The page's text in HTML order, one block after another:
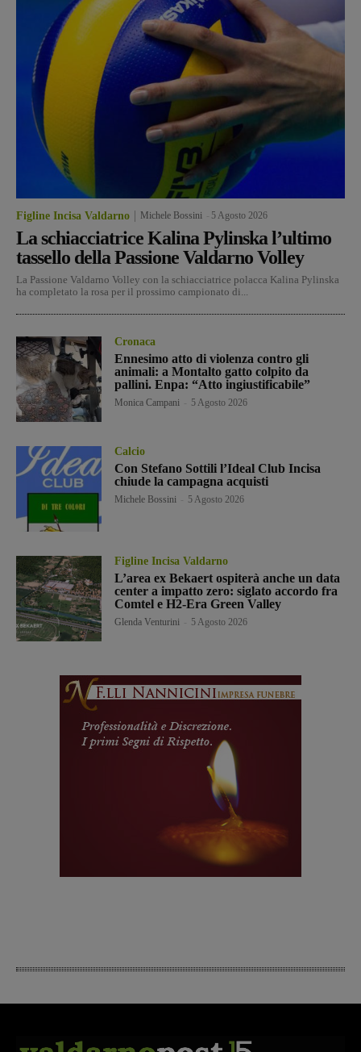
Figline Incisa Valdarno Michele Bossini 5 Agosto 2026
La schiacciatrice Kalina Pylinska l’ultimo
tassello della Passione Valdarno Volley
La Passione Valdarno Volley con la schiacciatrice polacca Kalina Pylinska
ha completato la rosa per il prossimo campionato di...
Cronaca
Ennesimo atto di violenza contro gli
animali: a Montalto gatto colpito da
pallini. Enpa: “Atto ingiustificabile”
Monica Campani 5 Agosto 2026
Calcio
Con Stefano Sottili l’Ideal Club Incisa
chiude la campagna acquisti
Michele Bossini 5 Agosto 2026
Figline Incisa Valdarno
L’area ex Bekaert ospiterà anche un data
center a impatto zero: siglato accordo fra
Comtel e H2-Era Green Valley
Glenda Venturini 5 Agosto 2026